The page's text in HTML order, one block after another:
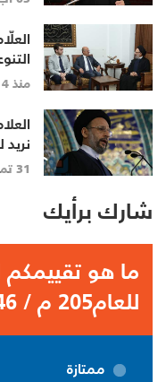
منذ 4 ساعات
31 تموز 26 - 16:25
شارك برأيك
ما هو
للعام205 م / 1446 هـ ؟
ممتازة